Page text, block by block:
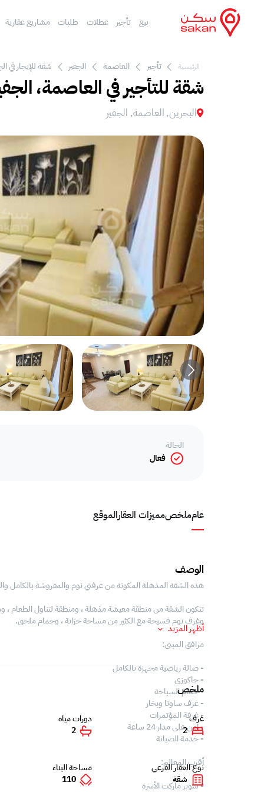
بيع تأجير عطلات طلبات مشاريع عقارية
الرئيسية تأجير العاصمة الجفير شقة للإيجار في
شقة للتأجير في العاصمة،
البحرين, العاصمة, الجفير
عامملخصمميزات العقارالموقع
الحالة
فعال
الوصف
هذه الشقة المذهلة المكونة من غرفتي نوم والمفروشة بالكامل
تتكون الشقة من منطقة معيشة مذهلة ، ومنطقة لتناول
وغرف نوم فسيحة مع الكثير من مساحة خزانة ، وحمام ملحق.
مرافق المبنى:
- صالة رياضية مجهزة بالكامل
- جاكوزي
- حمام السباحة
- غرف ساونا وبخار
- غرفة المؤتمرات
- امن على مدار 24 ساعة
- خدمة الصيانة
أقرب المعالم:
- سوبر ماركت الأسرة
أظهر المزيد
ملخص
غرف
2
دورات مياه
2
نوع العقار الفرعي
شقة
مساحة البناء
110